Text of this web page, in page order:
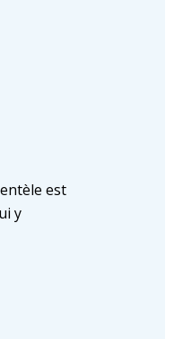
est
y